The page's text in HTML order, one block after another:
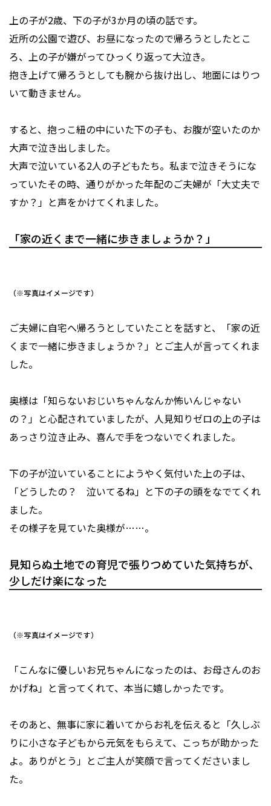
上の子が2歳、下の子が3か月の頃の話です。
近所の公園で遊び、お昼になったので帰ろうとしたとこ
ろ、上の子が嫌がってひっくり返って大泣き。
抱き上げて帰ろうとしても腕から抜け出し、地面にはりつ
いて動きません。
すると、抱っこ紐の中にいた下の子も、お腹が空いたのか
大声で泣き出しました。
大声で泣いている2人の子どもたち。私まで泣きそうにな
っていたその時、通りがかった年配のご夫婦が「大丈夫で
すか？」と声をかけてくれました。
「家の近くまで一緒に歩きましょうか？」
（※写真はイメージです）
ご夫婦に自宅へ帰ろうとしていたことを話すと、「家の近
くまで一緒に歩きましょうか？」とご主人が言ってくれま
した。
奥様は「知らないおじいちゃんなんか怖いんじゃない
の？」と心配されていましたが、人見知りゼロの上の子は
あっさり泣き止み、喜んで手をつないでくれました。
下の子が泣いていることにようやく気付いた上の子は、
「どうしたの？ 泣いてるね」と下の子の頭をなでてくれ
ました。
その様子を見ていた奥様が……。
見知らぬ土地での育児で張りつめていた気持ちが、
少しだけ楽になった
（※写真はイメージです）
「こんなに優しいお兄ちゃんになったのは、お母さんのお
かげね」と言ってくれて、本当に嬉しかったです。
そのあと、無事に家に着いてからお礼を伝えると「久しぶ
りに小さな子どもから元気をもらえて、こっちが助かった
よ。ありがとう」とご主人が笑顔で言ってくださいまし
た。